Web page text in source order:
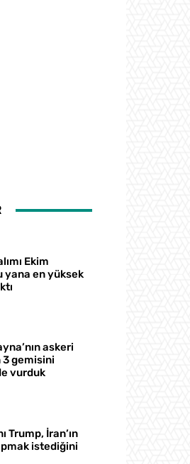
Ekim
yana en yüksek
askeri
3 gemisini
vurduk
Trump, İran’ın
istediğini